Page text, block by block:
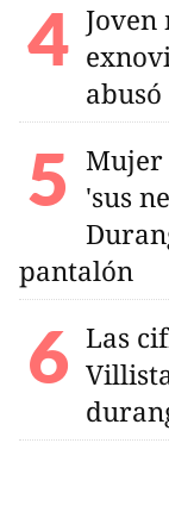
Mujer
'sus
pantalón
Las